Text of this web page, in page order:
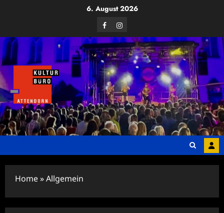
6. August 2026
FacebookInstagram
Home»Allgemein